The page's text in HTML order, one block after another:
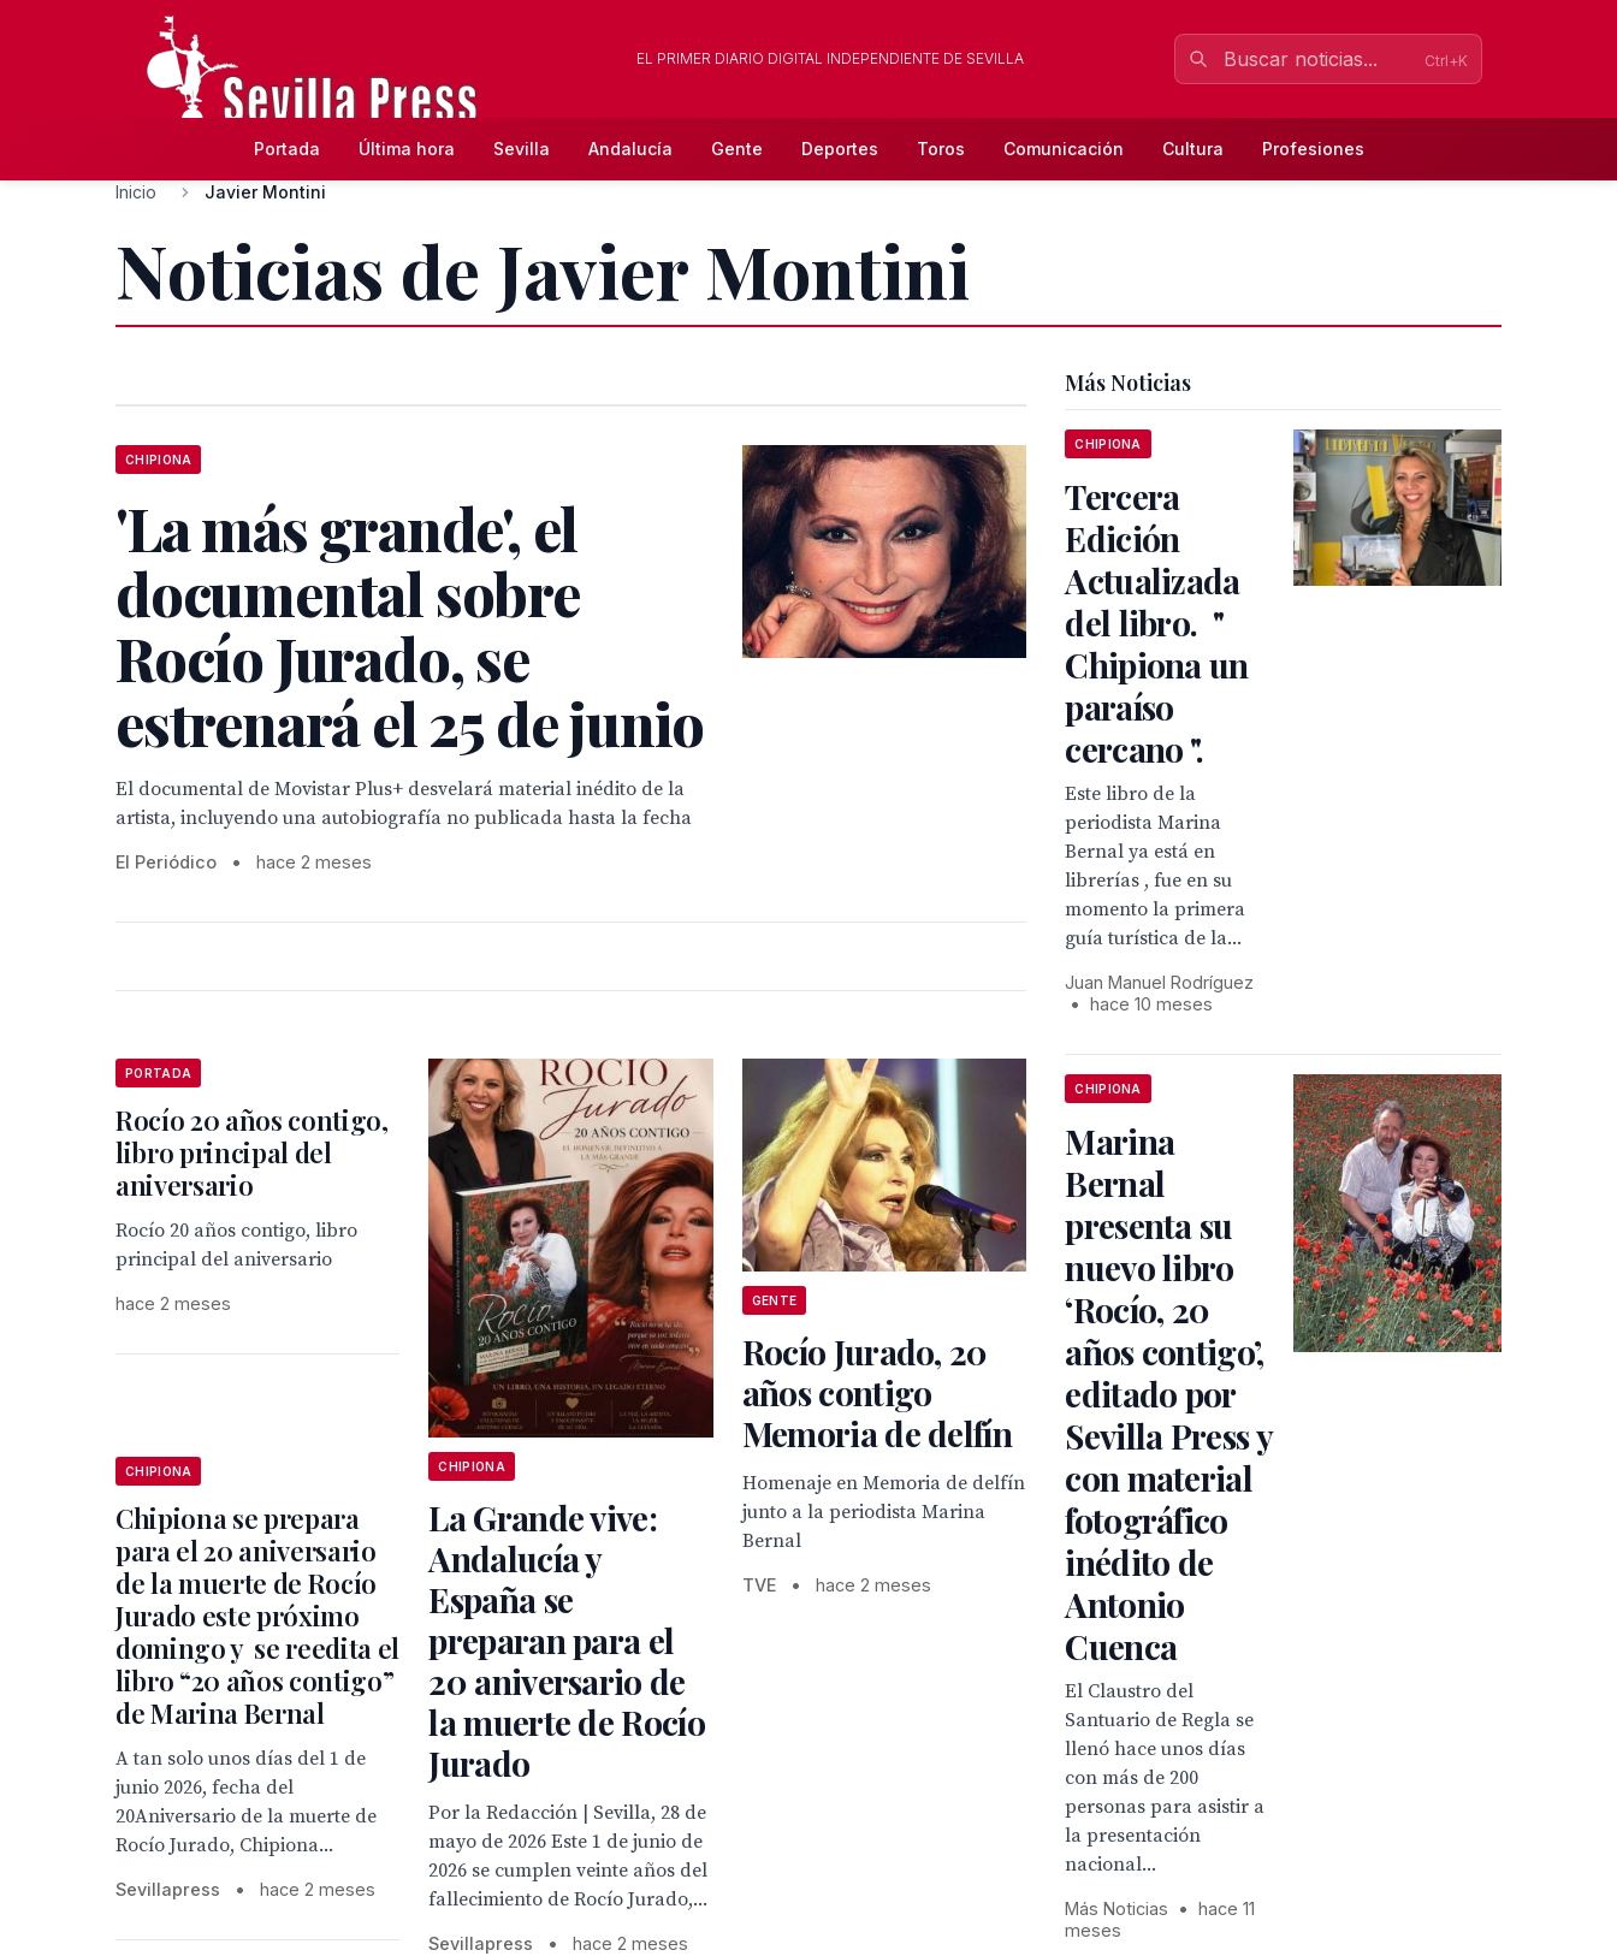
EL PRIMER DIARIO DIGITAL INDEPENDIENTE DE SEVILLA Ctrl+K
Portada Última hora Sevilla Andalucía Gente Deportes Toros Comunicación Cultura Profesiones
Inicio Javier Montini
Noticias de Javier Montini
CHIPIONA
'La más grande', el
documental sobre
Rocío Jurado, se
estrenará el 25 de junio
El documental de Movistar Plus+ desvelará material inédito de la
artista, incluyendo una autobiografía no publicada hasta la fecha
El Periódico • hace 2 meses
PORTADA
Rocío 20 años contigo,
libro principal del
aniversario
Rocío 20 años contigo, libro
principal del aniversario
hace 2 meses
CHIPIONA
La Grande vive:
Andalucía y
España se
preparan para el
20 aniversario de
la muerte de Rocío
Jurado
Por la Redacción | Sevilla, 28 de
mayo de 2026 Este 1 de junio de
2026 se cumplen veinte años del
fallecimiento de Rocío Jurado,...
Sevillapress • hace 2 meses
GENTE
Rocío Jurado, 20
años contigo
Memoria de delfín
Homenaje en Memoria de delfín
junto a la periodista Marina
Bernal
TVE • hace 2 meses
CHIPIONA
Chipiona se prepara
para el 20 aniversario
de la muerte de Rocío
Jurado este próximo
domingo y se reedita el
libro “20 años contigo”
de Marina Bernal
A tan solo unos días del 1 de
junio 2026, fecha del
20Aniversario de la muerte de
Rocío Jurado, Chipiona...
Sevillapress • hace 2 meses
Más Noticias
CHIPIONA
Tercera
Edición
Actualizada
del libro. "
Chipiona un
paraíso
cercano ".
Este libro de la
periodista Marina
Bernal ya está en
librerías , fue en su
momento la primera
guía turística de la...
Juan Manuel Rodríguez
•
hace 10 meses
CHIPIONA
Marina
Bernal
presenta su
nuevo libro
‘Rocío, 20
años contigo’,
editado por
Sevilla Press y
con material
fotográfico
inédito de
Antonio
Cuenca
El Claustro del
Santuario de Regla se
llenó hace unos días
con más de 200
personas para asistir a
la presentación
nacional...
Más Noticias •
hace 11
meses